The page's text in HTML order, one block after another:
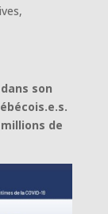
,
son
de